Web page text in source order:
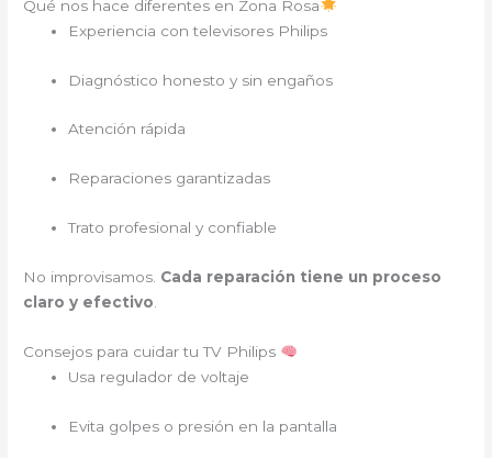
Qué nos hace diferentes en Zona Rosa
Experiencia con televisores Philips
Diagnóstico honesto y sin engaños
Atención rápida
Reparaciones garantizadas
Trato profesional y confiable
No improvisamos. Cada reparación tiene un proceso
claro y efectivo
Consejos para cuidar tu TV Philips
Usa regulador de voltaje
Evita golpes o presión en la pantalla